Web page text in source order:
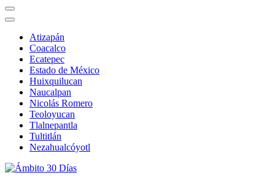
Atizapán
Coacalco
Ecatepec
Estado de México
Huixquilucan
Naucalpan
Nicolás Romero
Teoloyucan
Tlalnepantla
Tultitlán
Nezahualcóyotl